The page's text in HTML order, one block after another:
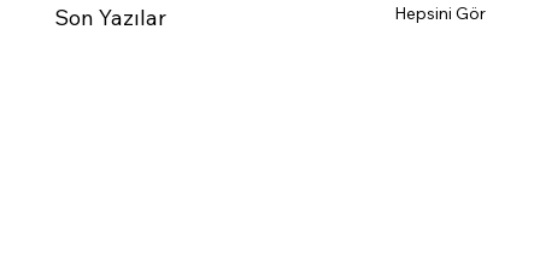
Son Yazılar Hepsini Gör